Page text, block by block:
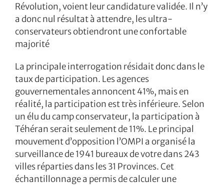
Révolution, voient leur candidature validée. Il n’y
a donc nul résultat à attendre, les ultra-
conservateurs obtiendront une confortable
majorité
La principale interrogation résidait donc dans le
taux de participation. Les agences
gouvernementales annoncent 41%, mais en
réalité, la participation est très inférieure. Selon
un élu du camp conservateur, la participation à
Téhéran serait seulement de 11%. Le principal
mouvement d’opposition l’OMPI a organisé la
surveillance de 1941 bureaux de votre dans 243
villes réparties dans les 31 Provinces. Cet
échantillonnage a permis de calculer une